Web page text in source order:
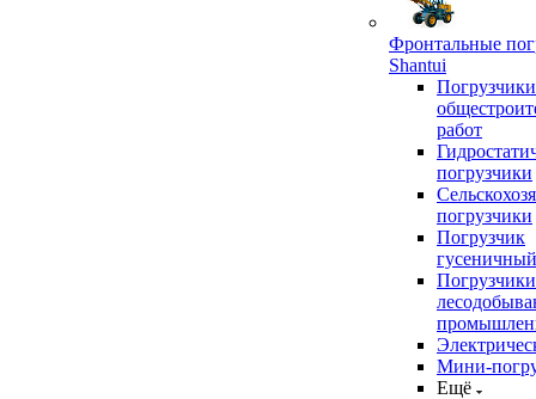
Фронтальные
Shantui
работ
погрузчики
погрузчики
Погрузчик
гусеничный
Мини-
Ещё